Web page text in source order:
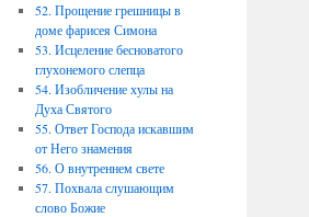
52. Прощение грешницы в
доме фарисея Симона
53. Исцеление бесноватого
глухонемого слепца
54. Изобличение хулы на
Духа Святого
55. Ответ Господа искавшим
от Него знамения
56. О внутреннем свете
57. Похвала слушающим
слово Божие